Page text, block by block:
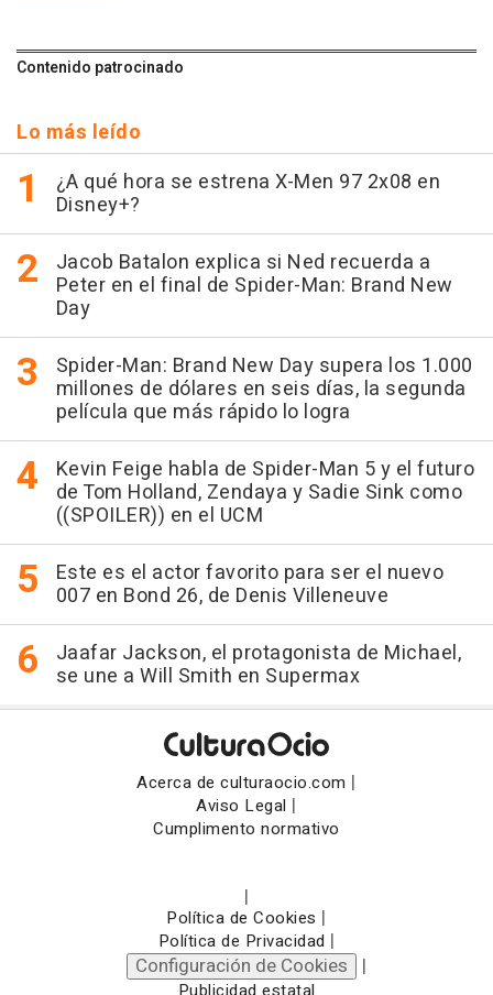
Contenido patrocinado
Lo más leído
¿A qué hora se estrena X-Men 97 2x08 en
Disney+?
Jacob Batalon explica si Ned recuerda a
Peter en el final de Spider-Man: Brand New
Day
Spider-Man: Brand New Day supera los 1.000
millones de dólares en seis días, la segunda
película que más rápido lo logra
Kevin Feige habla de Spider-Man 5 y el futuro
de Tom Holland, Zendaya y Sadie Sink como
((SPOILER)) en el UCM
Este es el actor favorito para ser el nuevo
007 en Bond 26, de Denis Villeneuve
Jaafar Jackson, el protagonista de Michael,
se une a Will Smith en Supermax
Acerca de culturaocio.com |
Aviso Legal |
Cumplimento normativo
|
Política de Cookies |
Política de Privacidad |
Configuración de Cookies |